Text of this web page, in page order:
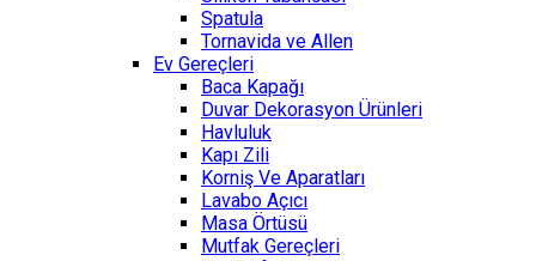
Spatula
Tornavida ve Allen
Ev Gereçleri
Baca Kapağı
Duvar Dekorasyon Ürünleri
Havluluk
Kapı Zili
Korniş Ve Aparatları
Lavabo Açıcı
Masa Örtüsü
Mutfak Gereçleri